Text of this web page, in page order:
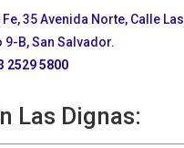
35 Avenida Norte, Calle Las
9-B, San Salvador.
2529 5800
Las Dignas: